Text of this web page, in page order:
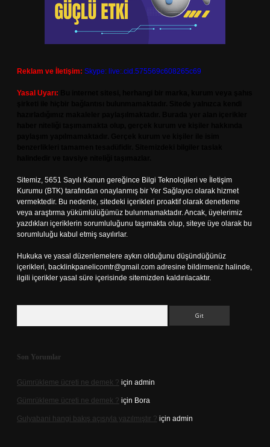
Reklam ve İletişim: Skype: live:.cid.575569c608265c69
Yasal Uyarı:
Sitemiz, 5651 Sayılı Kanun gereğince Bilgi Teknolojileri ve İletişim
Kurumu (BTK) tarafından onaylanmış bir Yer Sağlayıcı olarak hizmet
vermektedir. Bu nedenle, sitedeki içerikleri proaktif olarak denetleme
veya araştırma yükümlülüğümüz bulunmamaktadır. Ancak, üyelerimiz
yazdıkları içeriklerin sorumluluğunu taşımakta olup, siteye üye olarak bu
sorumluluğu kabul etmiş sayılırlar.
Hukuka ve yasal düzenlemelere aykırı olduğunu düşündüğünüz
içerikleri, backlinkpanelicomtr@gmail.com adresine bildirmeniz halinde,
ilgili içerikler yasal süre içerisinde sitemizden kaldırılacaktır.
Son Yorumlar
Gümrükleme ücreti ne demek ? için admin
Gümrükleme ücreti ne demek ? için Bora
Gulyabani hangi bakış açısıyla yazılmıştır ? için admin